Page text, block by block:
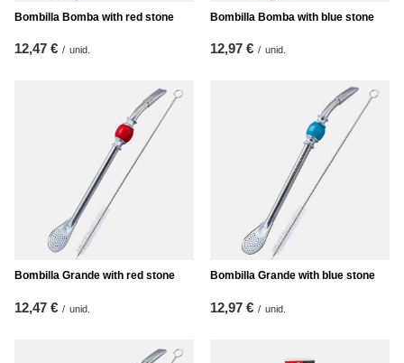
Bombilla Bomba with red stone
12,47 € / unid.
Bombilla Bomba with blue stone
12,97 € / unid.
Bombilla Grande with red stone
12,47 € / unid.
Bombilla Grande with blue stone
12,97 € / unid.